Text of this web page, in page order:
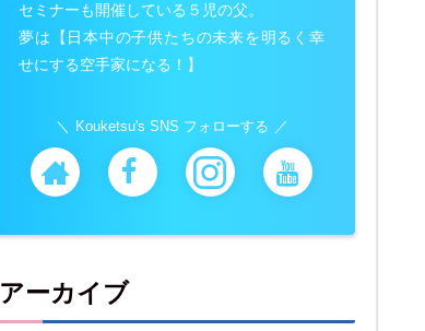
セミナーも開催している５児の父。
夢は【日本中の子供たちの未来を明るく幸
せにする空手家になる！】
Kouketsu's SNS フォローする
アーカイブ